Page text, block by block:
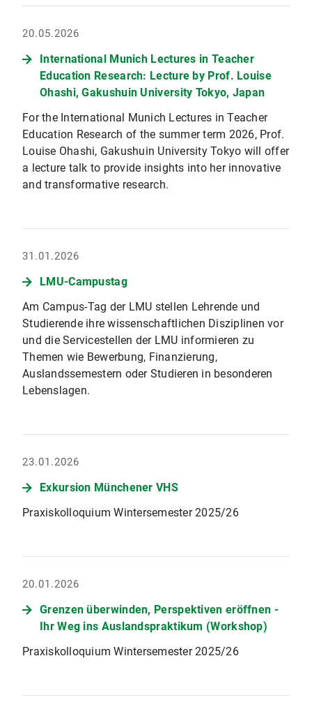
20.05.2026
International Munich Lectures in Teacher
Education Research: Lecture by Prof. Louise
Ohashi, Gakushuin University Tokyo, Japan
For the International Munich Lectures in Teacher
Education Research of the summer term 2026, Prof.
Louise Ohashi, Gakushuin University Tokyo will offer
a lecture talk to provide insights into her innovative
and transformative research.
31.01.2026
LMU-Campustag
Am Campus-Tag der LMU stellen Lehrende und
Studierende ihre wissenschaftlichen Disziplinen vor
und die Servicestellen der LMU informieren zu
Themen wie Bewerbung, Finanzierung,
Auslandssemestern oder Studieren in besonderen
Lebenslagen.
23.01.2026
Exkursion Münchener VHS
Praxiskolloquium Wintersemester 2025/26
20.01.2026
Grenzen überwinden, Perspektiven eröffnen -
Ihr Weg ins Auslandspraktikum (Workshop)
Praxiskolloquium Wintersemester 2025/26